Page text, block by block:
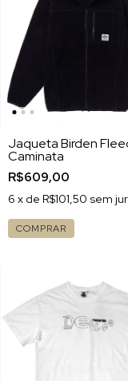
Jaqueta Birden
Caminata
R$609,00
6 x de R$101,50 sem
COMPRAR